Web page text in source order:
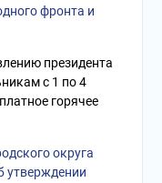
фронта и
президента
с 1 по 4
горячее
округа
утверждении